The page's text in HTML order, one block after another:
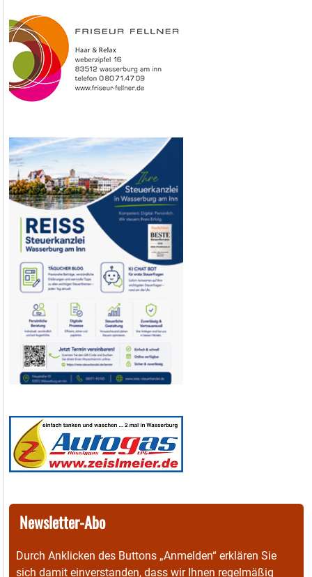
Newsletter-Abo
Durch Anklicken des Buttons „Anmelden“ erklären Sie
sich damit einverstanden, dass wir Ihnen regelmäßig